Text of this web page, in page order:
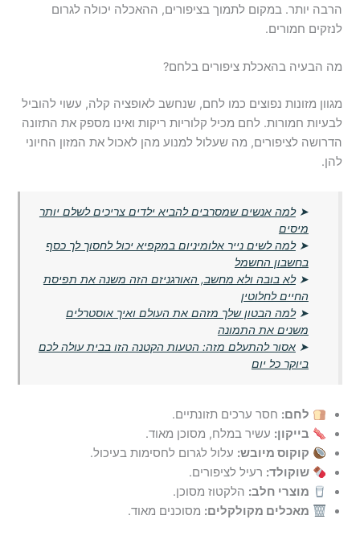
הרבה יותר. במקום לתמוך בציפורים, ההאכלה יכולה לגרום
לנזקים חמורים.
מה הבעיה בהאכלת ציפורים בלחם?
מגוון מזונות נפוצים כמו לחם, שנחשב לאופציה קלה, עשוי להוביל
לבעיות חמורות. לחם מכיל קלוריות ריקות ואינו מספק את התזונה
הדרושה לציפורים, מה שעלול למנוע מהן לאכול את המזון החיוני
להן.
➤למה אנשים שמסרבים להביא ילדים צריכים לשלם יותר
מיסים
➤למה לשים נייר אלומיניום במקפיא יכול לחסוך לך כסף
בחשבון החשמל
➤לא בובה ולא מחשב, האורגניזם הזה משנה את תפיסת
החיים לחלוטין
➤למה הבטון שלך מזהם את העולם ואיך אוסטרלים
משנים את התמונה
➤אסור להתעלם מזה: הטעות הקטנה הזו בבית עולה לכם
ביוקר כל יום
לחם: חסר ערכים תזונתיים.
בייקון: עשיר במלח, מסוכן מאוד.
קוקוס מיובש: עלול לגרום לחסימות בעיכול.
שוקולד: רעיל לציפורים.
מוצרי חלב: הלקטוז מסוכן.
מאכלים מקולקלים: מסוכנים מאוד.